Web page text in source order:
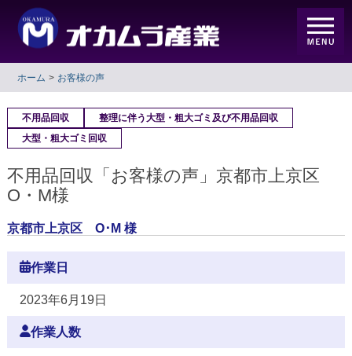
ホーム お客様の声
不用品回収
整理に伴う大型・粗大ゴミ及び不用品回収
大型・粗大ゴミ回収
不用品回収「お客様の声」京都市上京区
O・M様
京都市上京区 O･M 様
作業日
2023年6月19日
作業人数